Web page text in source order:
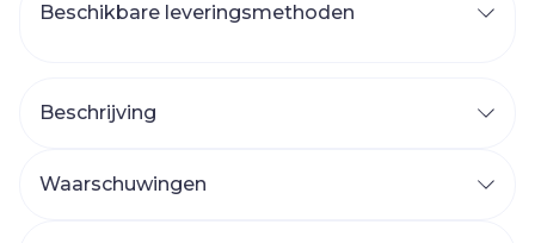
Beschikbare leveringsmethoden
Beschrijving
Waarschuwingen